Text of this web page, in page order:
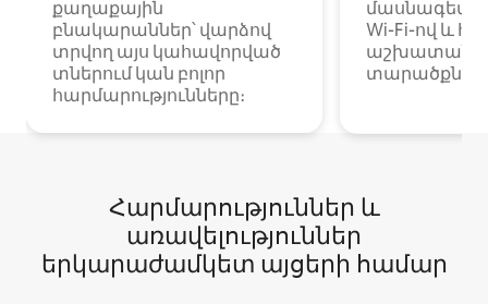
քաղաքային
բնակարաններ՝ վարձով
տրվող այս կահավորված
տներում կան բոլոր
հարմարությունները։
Wi-Fi-ով և
Հարմարություններ և
առավելություններ
երկարաժամկետ այցերի համար